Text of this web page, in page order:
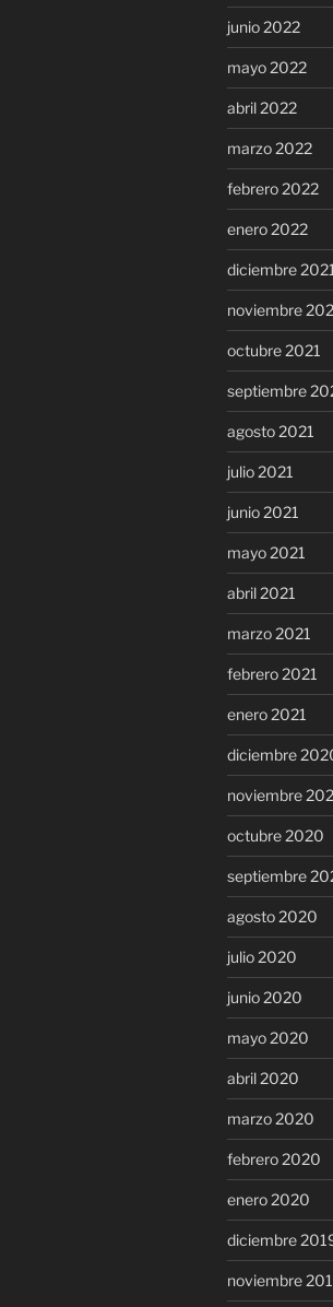
junio 2022
mayo 2022
abril 2022
marzo 2022
febrero 2022
enero 2022
diciembre 2021
noviembre
octubre 2021
septiembre
agosto 2021
julio 2021
junio 2021
mayo 2021
abril 2021
marzo 2021
febrero 2021
enero 2021
diciembre
noviembre
octubre 2020
septiembre
agosto 2020
julio 2020
junio 2020
mayo 2020
abril 2020
marzo 2020
febrero 2020
enero 2020
diciembre
noviembre